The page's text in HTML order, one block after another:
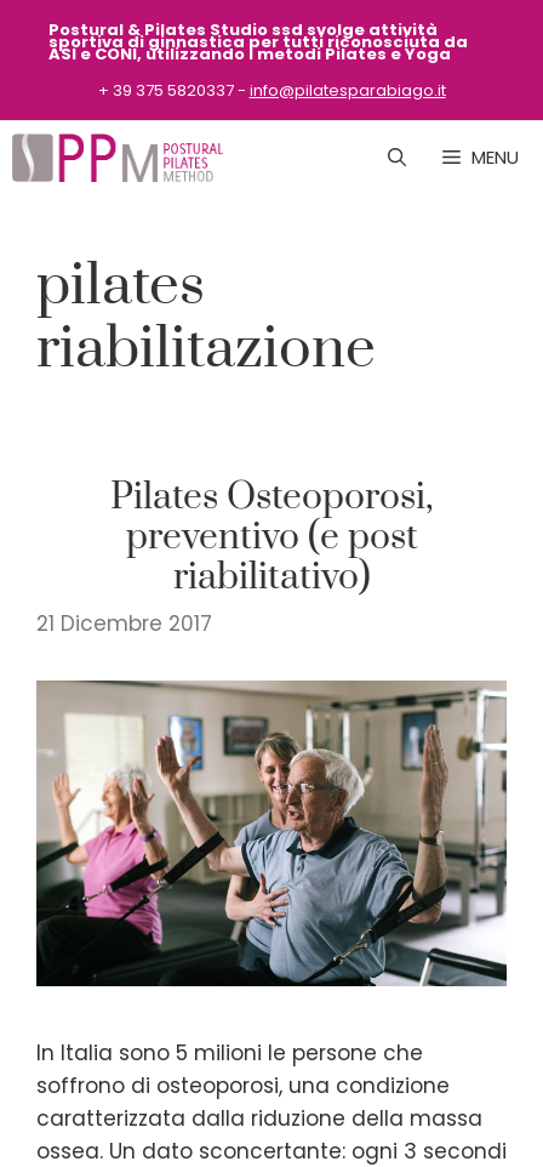
contenuto
Postural & Pilates Studio ssd svolge attività
sportiva di ginnastica per tutti riconosciuta da
ASI e CONI, utilizzando i metodi Pilates e Yoga
+ 39 375 5820337 - info@pilatesparabiago.it
MENU
pilates
riabilitazione
Pilates Osteoporosi,
preventivo (e post
riabilitativo)
21 Dicembre 2017
In Italia sono 5 milioni le persone che
soffrono di osteoporosi, una condizione
caratterizzata dalla riduzione della massa
ossea. Un dato sconcertante: ogni 3 secondi